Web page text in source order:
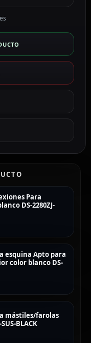
Para
DS-2280ZJ-
esquina Apto para
color blanco DS-
mástiles/farolas
BLACK